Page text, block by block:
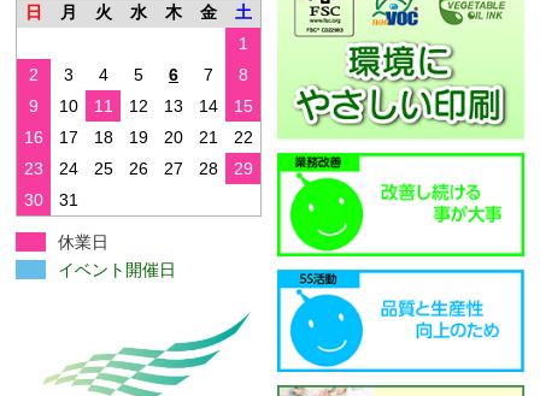
日
月 火 水 木 金
土
1
2
3 4 5 6 7
8
9
10 11 12 13 14
15
16
17 18 19 20 21
22
23
24 25 26 27 28
29
30
31
休業日
イベント開催日